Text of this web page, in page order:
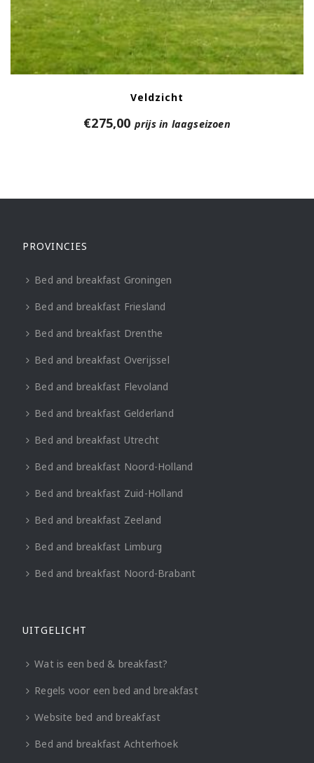
Veldzicht
€275,00 prijs in laagseizoen
PROVINCIES
Bed and breakfast Groningen
Bed and breakfast Friesland
Bed and breakfast Drenthe
Bed and breakfast Overijssel
Bed and breakfast Flevoland
Bed and breakfast Gelderland
Bed and breakfast Utrecht
Bed and breakfast Noord-Holland
Bed and breakfast Zuid-Holland
Bed and breakfast Zeeland
Bed and breakfast Limburg
Bed and breakfast Noord-Brabant
UITGELICHT
Wat is een bed & breakfast?
Regels voor een bed and breakfast
Website bed and breakfast
Bed and breakfast Achterhoek